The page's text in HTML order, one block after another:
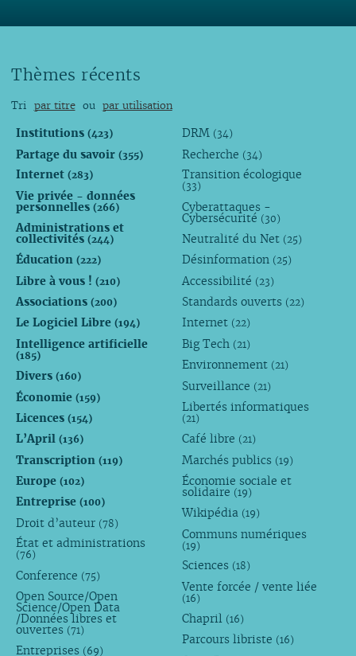
Thèmes récents
Tri par titre ou par utilisation
Institutions (423)
Partage du savoir (355)
Internet (283)
Vie privée - données
personnelles (266)
Administrations et
collectivités (244)
Éducation (222)
Libre à vous ! (210)
Associations (200)
Le Logiciel Libre (194)
Intelligence artificielle
(185)
Divers (160)
Économie (159)
Licences (154)
L’April (136)
Transcription (119)
Europe (102)
Entreprise (100)
Droit d’auteur (78)
État et administrations
(76)
Conference (75)
Open Source/Open
Science/Open Data
/Données libres et
ouvertes (71)
Entreprises (69)
DRM (34)
Recherche (34)
Transition écologique
(33)
Cyberattaques -
Cybersécurité (30)
Neutralité du Net (25)
Désinformation (25)
Accessibilité (23)
Standards ouverts (22)
Internet (22)
Big Tech (21)
Environnement (21)
Surveillance (21)
Libertés informatiques
(21)
Café libre (21)
Marchés publics (19)
Économie sociale et
solidaire (19)
Wikipédia (19)
Communs numériques
(19)
Sciences (18)
Vente forcée / vente liée
(16)
Chapril (16)
Parcours libriste (16)